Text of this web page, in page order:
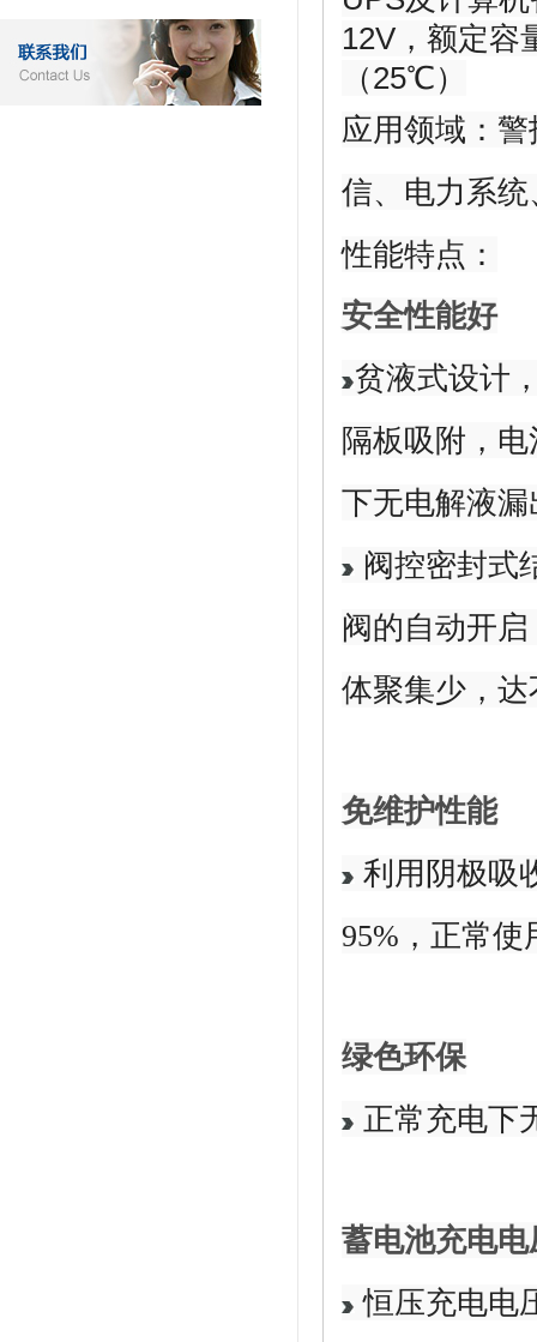
12V，额定容
（25℃）
应用领域： 警
信、 电力系统
性能特点：
安全性能好
贫液式设计
隔板吸附，
下无电解液
阀控密封式
阀的自动开
体聚集少，
免维护性能
利用阴极吸
95%，正常
绿色环保
正常充电下
蓄电池充电
恒压充电电